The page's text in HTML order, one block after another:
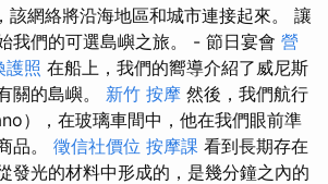
該網絡將沿海地區和城市連接起來。 讓
我們的可選島嶼之旅。 - 節日宴會 營
護照 在船上，我們的嚮導介紹了威尼斯
關的島嶼。 新竹 按摩 然後，我們航行
），在玻璃車間中，他在我們眼前準
品。 徵信社價位 按摩課 看到長期存在
發光的材料中形成的，是幾分鐘之內的